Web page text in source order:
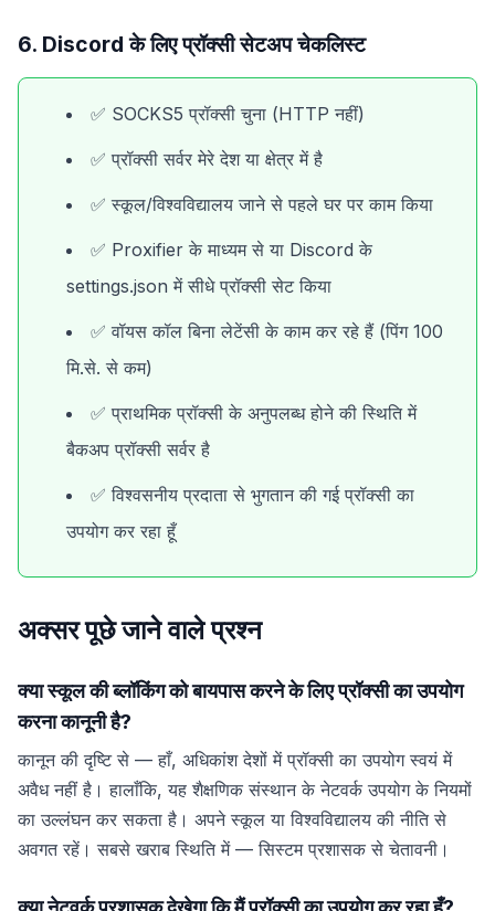
6. Discord के लिए प्रॉक्सी सेटअप चेकलिस्ट
✅ SOCKS5 प्रॉक्सी चुना (HTTP नहीं)
✅ प्रॉक्सी सर्वर मेरे देश या क्षेत्र में है
✅ स्कूल/विश्वविद्यालय जाने से पहले घर पर काम किया
✅ Proxifier के माध्यम से या Discord के
settings.json में सीधे प्रॉक्सी सेट किया
✅ वॉयस कॉल बिना लेटेंसी के काम कर रहे हैं (पिंग 100
मि.से. से कम)
✅ प्राथमिक प्रॉक्सी के अनुपलब्ध होने की स्थिति में
बैकअप प्रॉक्सी सर्वर है
✅ विश्वसनीय प्रदाता से भुगतान की गई प्रॉक्सी का
उपयोग कर रहा हूँ
अक्सर पूछे जाने वाले प्रश्न
क्या स्कूल की ब्लॉकिंग को बायपास करने के लिए प्रॉक्सी का उपयोग
करना कानूनी है?
कानून की दृष्टि से — हाँ, अधिकांश देशों में प्रॉक्सी का उपयोग स्वयं में
अवैध नहीं है। हालाँकि, यह शैक्षणिक संस्थान के नेटवर्क उपयोग के नियमों
का उल्लंघन कर सकता है। अपने स्कूल या विश्वविद्यालय की नीति से
अवगत रहें। सबसे खराब स्थिति में — सिस्टम प्रशासक से चेतावनी।